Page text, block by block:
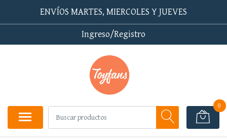
ENVÍOS MARTES, MIERCOLES Y JUEVES
Ingreso/Registro
0